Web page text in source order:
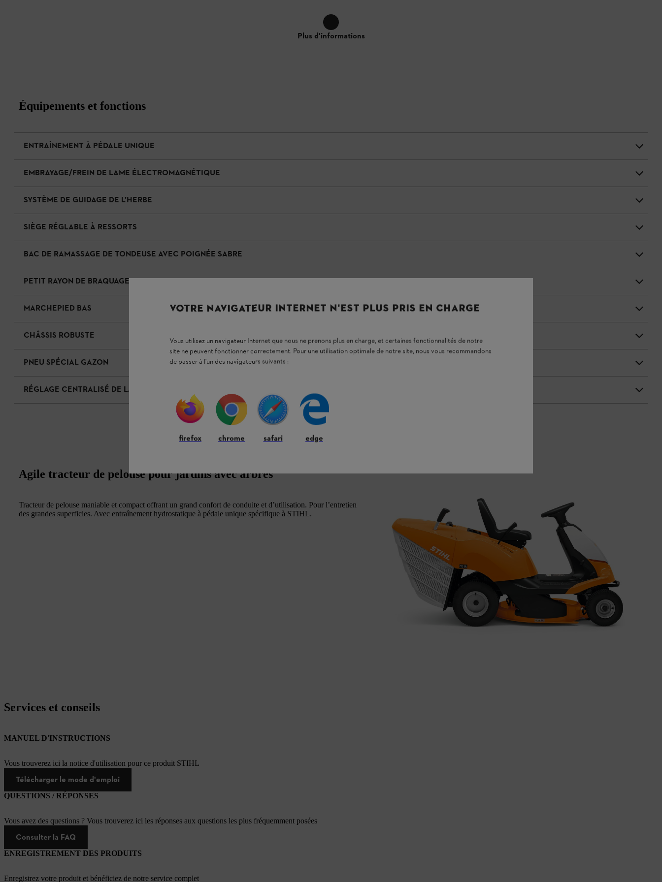
Plus d'informations
Équipements et fonctions
ENTRAÎNEMENT À PÉDALE UNIQUE
EMBRAYAGE/FREIN DE LAME ÉLECTROMAGNÉTIQUE
SYSTÈME DE GUIDAGE DE L’HERBE
SIÈGE RÉGLABLE À RESSORTS
BAC DE RAMASSAGE DE TONDEUSE AVEC POIGNÉE SABRE
PETIT RAYON DE BRAQUAGE
MARCHEPIED BAS
CHÂSSIS ROBUSTE
PNEU SPÉCIAL GAZON
RÉGLAGE CENTRALISÉ DE LA HAUTEUR DE COUPE
Agile tracteur de pelouse pour jardins avec arbres
Tracteur de pelouse maniable et compact offrant un grand confort de conduite et d’utilisation. Pour l’entretien
des grandes superficies. Avec entraînement hydrostatique à pédale unique spécifique à STIHL.
Services et conseils
MANUEL D'INSTRUCTIONS
Vous trouverez ici la notice d'utilisation pour ce produit STIHL
Télécharger le mode d'emploi
QUESTIONS / RÉPONSES
Vous avez des questions ? Vous trouverez ici les réponses aux questions les plus fréquemment posées
Consulter la FAQ
ENREGISTREMENT DES PRODUITS
Enregistrez votre produit et bénéficiez de notre service complet
VOTRE NAVIGATEUR INTERNET N'EST PLUS PRIS EN CHARGE
Vous utilisez un navigateur Internet que nous ne prenons plus en charge, et certaines fonctionnalités de notre
site ne peuvent fonctionner correctement. Pour une utilisation optimale de notre site, nous vous recommandons
de passer à l'un des navigateurs suivants :
firefox chrome safari edge